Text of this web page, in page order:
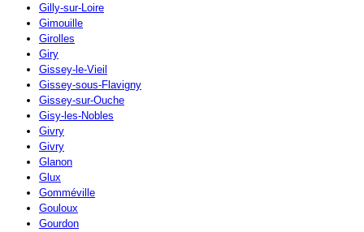
Gilly-sur-Loire
Gimouille
Girolles
Giry
Gissey-le-Vieil
Gissey-sous-Flavigny
Gissey-sur-Ouche
Gisy-les-Nobles
Givry
Givry
Glanon
Glux
Gomméville
Gouloux
Gourdon